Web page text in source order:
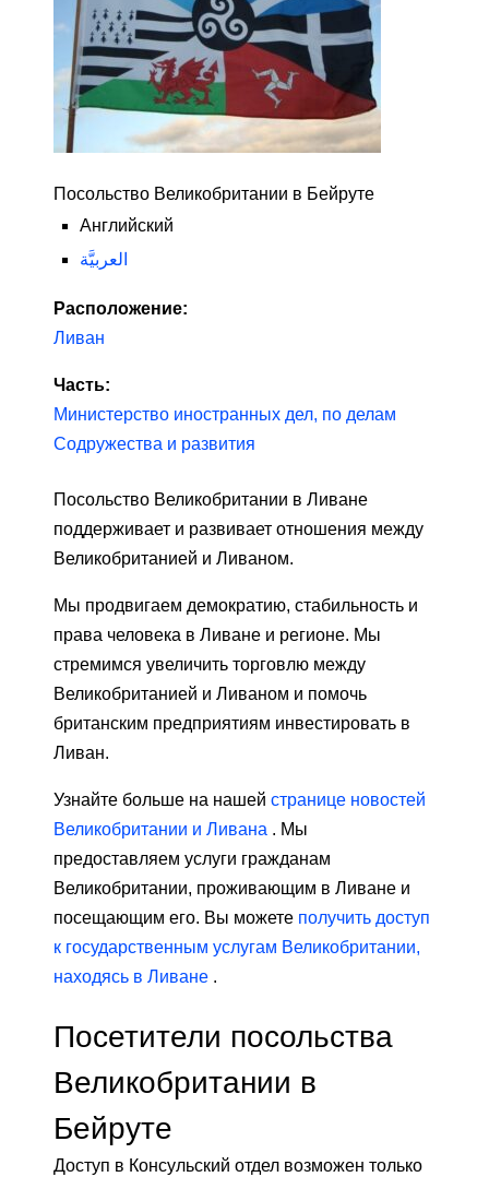
Посольство Великобритании в Бейруте
Английский
العربيَّة
Расположение:
Ливан
Часть:
Министерство иностранных дел, по делам
Содружества и развития
Посольство Великобритании в Ливане
поддерживает и развивает отношения между
Великобританией и Ливаном.
Мы продвигаем демократию, стабильность и
права человека в Ливане и регионе. Мы
стремимся увеличить торговлю между
Великобританией и Ливаном и помочь
британским предприятиям инвестировать в
Ливан.
Узнайте больше на нашей странице новостей
Великобритании и Ливана . Мы
предоставляем услуги гражданам
Великобритании, проживающим в Ливане и
посещающим его. Вы можете получить доступ
к государственным услугам Великобритании,
находясь в Ливане .
Посетители посольства
Великобритании в
Бейруте
Доступ в Консульский отдел возможен только